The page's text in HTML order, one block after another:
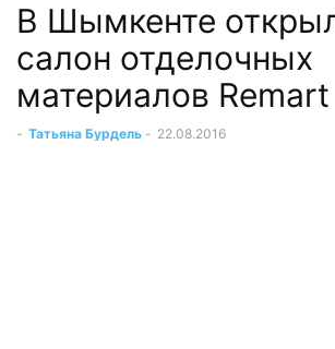
В Шымкенте
салон отделочных
материалов
- Татьяна Бурдель - 22.08.2016